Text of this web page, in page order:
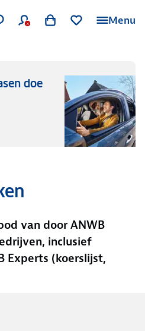
Menu
doe
van door ANWB
inclusief
Experts (koerslijst,